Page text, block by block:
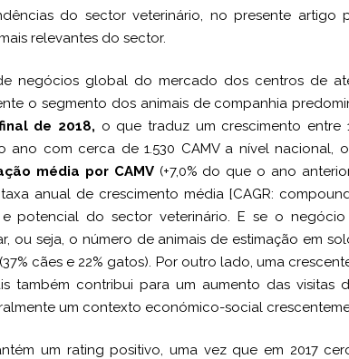
do sector veterinário, no presente artigo
relevantes do sector.
negócios global do mercado dos centros de
o segmento dos animais de companhia
de 2018, o que traduz um crescimento entre
o ano com cerca de 1.530 CAMV a nível nacional,
média por CAMV(+7,0% do que o ano
anual de crescimento média [CAGR:
potencial do sector veterinário. E se o
ou seja, o número de animais de estimação em
cães e 22% gatos). Por outro lado, uma
também contribui para um aumento das visitas
um contexto económico-social
um rating positivo, uma vez que em 2017